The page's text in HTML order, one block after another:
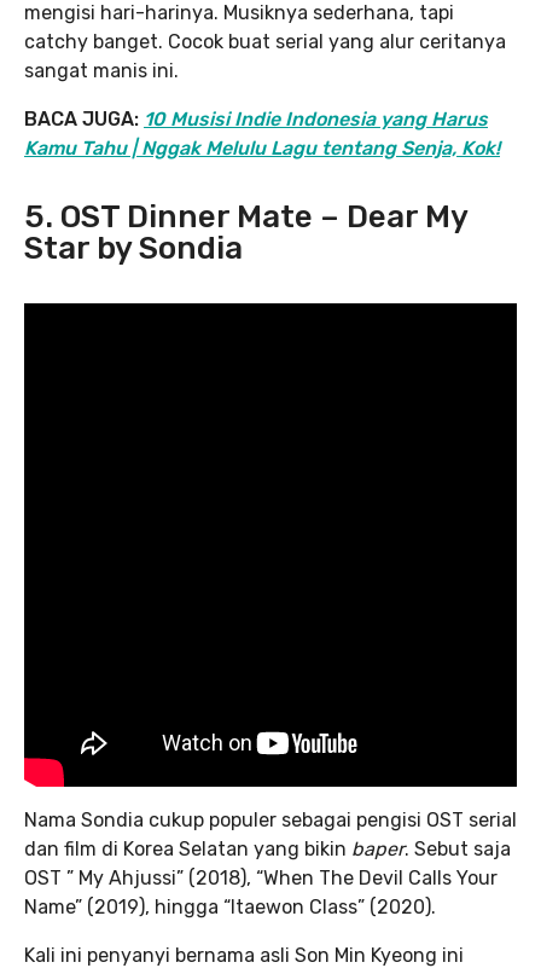
mengisi hari-harinya. Musiknya sederhana, tapi
catchy banget. Cocok buat serial yang alur ceritanya
sangat manis ini.
BACA JUGA: 10 Musisi Indie Indonesia yang Harus
Kamu Tahu | Nggak Melulu Lagu tentang Senja, Kok!
5. OST Dinner Mate – Dear My
Star by Sondia
Nama Sondia cukup populer sebagai pengisi OST serial
dan film di Korea Selatan yang bikin baper. Sebut saja
OST ” My Ahjussi” (2018), “When The Devil Calls Your
Name” (2019), hingga “Itaewon Class” (2020).
Kali ini penyanyi bernama asli Son Min Kyeong ini